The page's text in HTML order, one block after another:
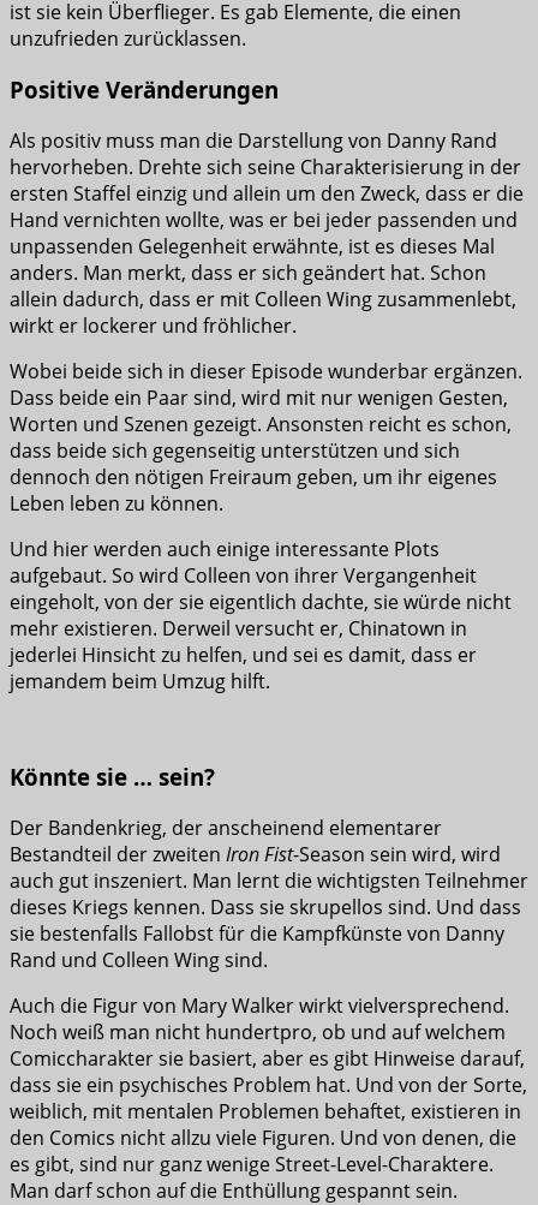
ist sie kein Überflieger. Es gab Elemente, die einen
unzufrieden zurücklassen.
Positive Veränderungen
Als positiv muss man die Darstellung von Danny Rand
hervorheben. Drehte sich seine Charakterisierung in der
ersten Staffel einzig und allein um den Zweck, dass er die
Hand vernichten wollte, was er bei jeder passenden und
unpassenden Gelegenheit erwähnte, ist es dieses Mal
anders. Man merkt, dass er sich geändert hat. Schon
allein dadurch, dass er mit Colleen Wing zusammenlebt,
wirkt er lockerer und fröhlicher.
Wobei beide sich in dieser Episode wunderbar ergänzen.
Dass beide ein Paar sind, wird mit nur wenigen Gesten,
Worten und Szenen gezeigt. Ansonsten reicht es schon,
dass beide sich gegenseitig unterstützen und sich
dennoch den nötigen Freiraum geben, um ihr eigenes
Leben leben zu können.
Und hier werden auch einige interessante Plots
aufgebaut. So wird Colleen von ihrer Vergangenheit
eingeholt, von der sie eigentlich dachte, sie würde nicht
mehr existieren. Derweil versucht er, Chinatown in
jederlei Hinsicht zu helfen, und sei es damit, dass er
jemandem beim Umzug hilft.
Könnte sie … sein?
Der Bandenkrieg, der anscheinend elementarer
Bestandteil der zweiten Iron Fist-Season sein wird, wird
auch gut inszeniert. Man lernt die wichtigsten Teilnehmer
dieses Kriegs kennen. Dass sie skrupellos sind. Und dass
sie bestenfalls Fallobst für die Kampfkünste von Danny
Rand und Colleen Wing sind.
Auch die Figur von Mary Walker wirkt vielversprechend.
Noch weiß man nicht hundertpro, ob und auf welchem
Comiccharakter sie basiert, aber es gibt Hinweise darauf,
dass sie ein psychisches Problem hat. Und von der Sorte,
weiblich, mit mentalen Problemen behaftet, existieren in
den Comics nicht allzu viele Figuren. Und von denen, die
es gibt, sind nur ganz wenige Street-Level-Charaktere.
Man darf schon auf die Enthüllung gespannt sein.